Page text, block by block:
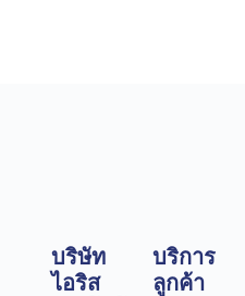
บริษัท
ไอริส
บริการ
ลูกค้า